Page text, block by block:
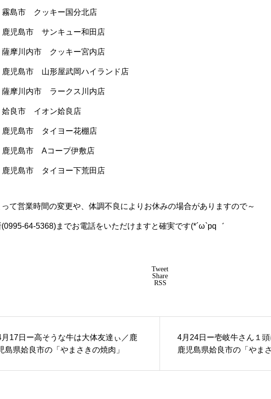
島市 クッキー国分北店
児島市 サンキュー和田店
摩川内市 クッキー宮内店
児島市 山形屋武岡ハイランド店
摩川内市 ラークス川内店
良市 イオン姶良店
児島市 タイヨー花棚店
児島市 Aコープ伊敷店
児島市 タイヨー下荒田店
て営業時間の変更や、体調不良によりお休みの場合がありますので～
64-5368)までお電話をいただけますと確実です(*´ω`pq゛
Tweet
Share
RSS
月17日ー高そうな牛は大体友達ぃ／鹿
島県姶良市の「やまさきの焼肉」
4月24日ー壱岐牛さん１
鹿児島県姶良市の「やま